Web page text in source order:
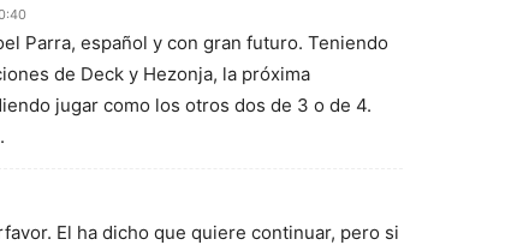
Parra, español y con gran futuro. Teniendo
de Deck y Hezonja, la próxima
jugar como los otros dos de 3 o de 4.
El ha dicho que quiere continuar, pero si